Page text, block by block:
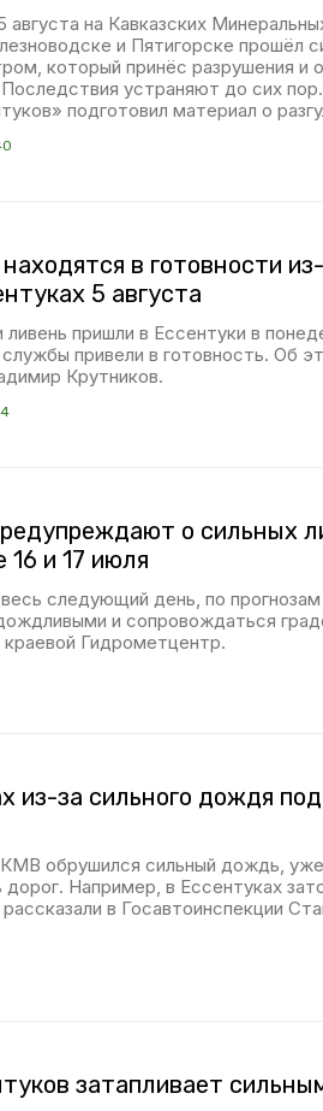
августа на Кавказских
и Пятигорске прошёл
который принёс разрушения и
устраняют до сих
подготовил материал о
в готовности
5 августа
пришли в Ессентуки в
привели в готовность. Об
Крутников.
о сильных
16 и 17 июля
следующий день, по
и сопровождаться
Гидрометцентр.
из-за сильного дождя
обрушился сильный дождь, уже
дорог. Например, в Ессентуках
в Госавтоинспекции
затапливает